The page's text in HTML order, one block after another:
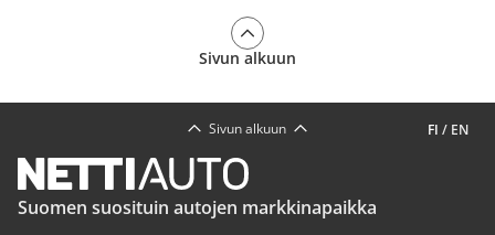
Sivun alkuun
FI / EN
Sivun alkuun
Suomen suosituin autojen markkinapaikka